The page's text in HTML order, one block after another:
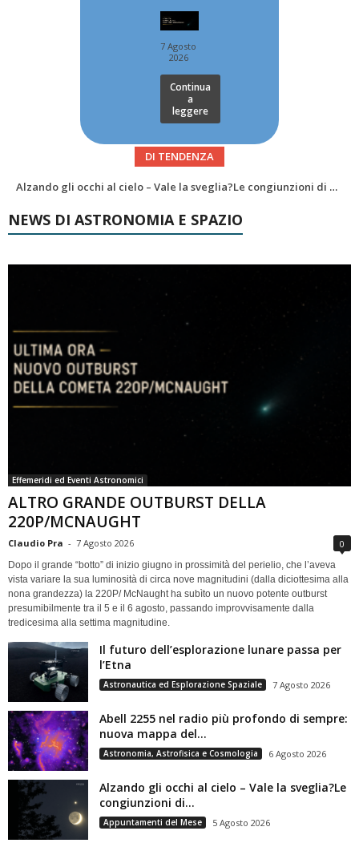
7 Agosto
2026
Continua
a
leggere
DI TENDENZA
News da Marte #45: un mare di poligoni, Curiosity risale Valle Grande
NEWS DI ASTRONOMIA E SPAZIO
Effemeridi ed Eventi Astronomici
ALTRO GRANDE OUTBURST DELLA
220P/MCNAUGHT
Claudio Pra - 7 Agosto 2026 0
Dopo il grande “botto” di inizio giugno in prossimità del perielio, che l’aveva
vista variare la sua luminosità di circa nove magnitudini (dalla diciottesima alla
nona grandezza) la 220P/ McNaught ha subìto un nuovo potente outburst
presumibilmente tra il 5 e il 6 agosto, passando improvvisamente dalla
tredicesima alla settima magnitudine.
Il futuro dell’esplorazione lunare passa per
l’Etna
Astronautica ed Esplorazione Spaziale 7 Agosto 2026
Abell 2255 nel radio più profondo di sempre:
nuova mappa del...
Astronomia, Astrofisica e Cosmologia 6 Agosto 2026
Alzando gli occhi al cielo – Vale la sveglia?Le
congiunzioni di...
Appuntamenti del Mese 5 Agosto 2026